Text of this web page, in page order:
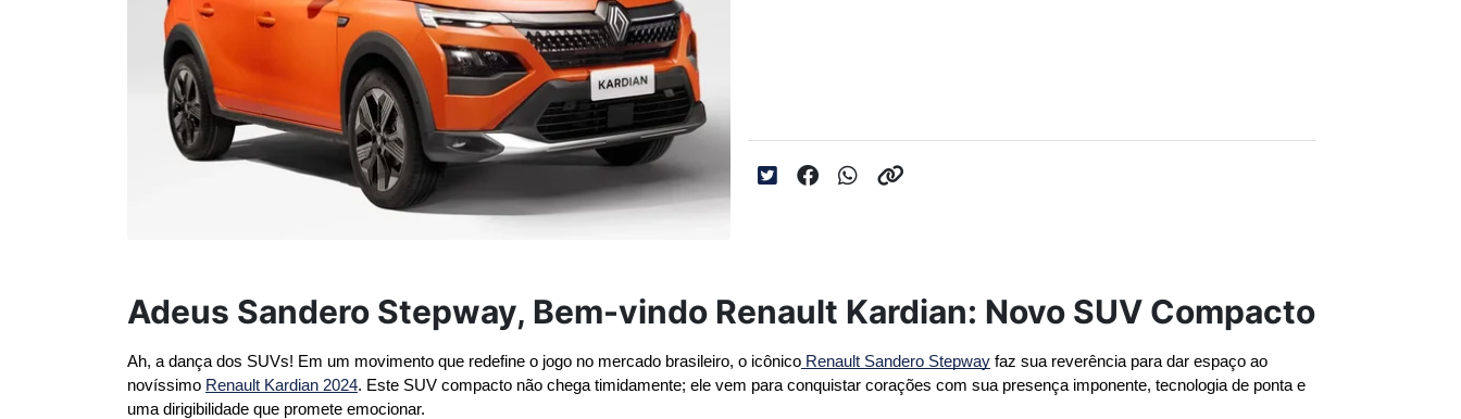
Adeus Sandero Stepway, Bem-vindo Renault Kardian: Novo SUV Compacto
Ah, a dança dos SUVs! Em um movimento que redefine o jogo no mercado brasileiro, o icônico Renault Sandero Stepway faz sua reverência para dar espaço ao
novíssimo Renault Kardian 2024. Este SUV compacto não chega timidamente; ele vem para conquistar corações com sua presença imponente, tecnologia de ponta e
uma dirigibilidade que promete emocionar.